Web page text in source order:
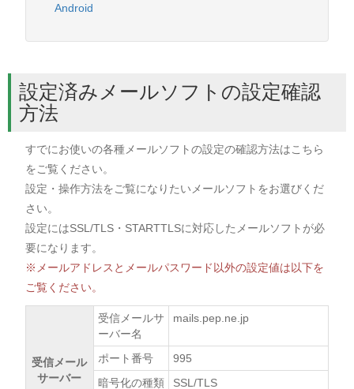
Android
設定済みメールソフトの設定確認
方法
すでにお使いの各種メールソフトの設定の確認方法はこちら
をご覧ください。
設定・操作方法をご覧になりたいメールソフトをお選びくだ
さい。
設定にはSSL/TLS・STARTTLSに対応したメールソフトが必
要になります。
※メールアドレスとメールパスワード以外の設定値は以下を
ご覧ください。
受信メール
サーバー
受信メールサ
ーバー名
mails.pep.ne.jp
ポート番号
995
暗号化の種類
SSL/TLS